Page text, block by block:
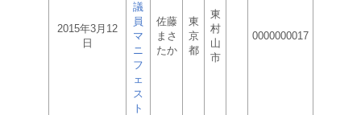
2015年3月12
日
議
員
マ
ニ
フ
ェ
ス
ト
佐藤
まさ
たか
東
京
都
東
村
山
市
0000000017